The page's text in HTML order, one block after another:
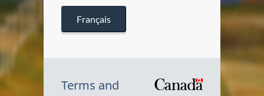
Français
Terms and